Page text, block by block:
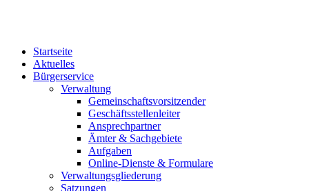
Startseite
Aktuelles
Bürgerservice
Verwaltung
Gemeinschaftsvorsitzender
Geschäftsstellenleiter
Ansprechpartner
Ämter & Sachgebiete
Aufgaben
Online-Dienste & Formulare
Verwaltungsgliederung
Satzungen